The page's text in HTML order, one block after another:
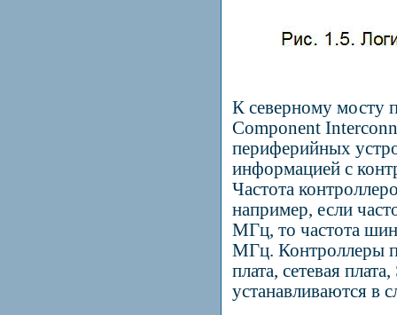
К северному мосту
Component
периферийных
информацией с
Частота
например, если
МГц, то частота
МГц. Контроллеры
плата, сетевая плата,
устанавливаются в